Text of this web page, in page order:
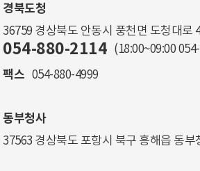
경북도청
36759 경상북도 안동시 풍천면 도청대로
054-880-2114 (18:00~09:00
팩스 054-880-4999
동부청사
37563 경상북도 포항시 북구 흥해읍 동부